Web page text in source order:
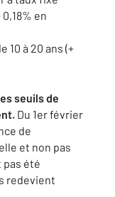
en
10 à 20 ans (+
seuils de
Du 1er février
de
et non pas
été
redevient